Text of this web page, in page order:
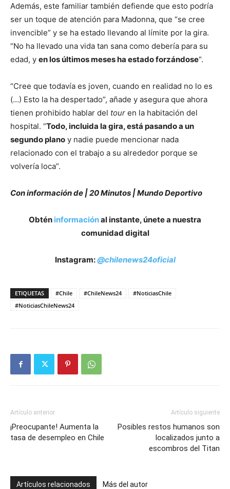
Además, este familiar también defiende que esto podría
ser un toque de atención para Madonna, que “se cree
invencible” y se ha estado llevando al límite por la gira.
“No ha llevado una vida tan sana como debería para su
edad, y en los últimos meses ha estado forzándose“.
“Cree que todavía es joven, cuando en realidad no lo es
(…) Esto la ha despertado”, añade y asegura que ahora
tienen prohibido hablar del tour en la habitación del
hospital. “Todo, incluida la gira, está pasando a un
segundo plano y nadie puede mencionar nada
relacionado con el trabajo a su alrededor porque se
volvería loca”.
Con información de | 20 Minutos | Mundo Deportivo
Obtén informaciónal instante, únete a nuestra
comunidad digital
Instagram:@chilenews24oficial
ETIQUETAS #Chile #ChileNews24
#NoticiasChile
#NoticiasChileNews24
Artículo anterior
¡Preocupante! Aumenta la
tasa de desempleo en Chile
Artículo siguiente
Posibles restos humanos son
localizados junto a
escombros del Titan
Artículos relacionados Más del autor